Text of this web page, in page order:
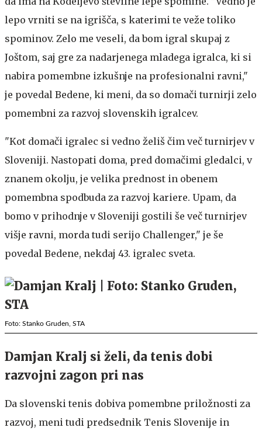
lepo vrniti se na igrišča, s katerimi te veže toliko
spominov. Zelo me veseli, da bom igral skupaj z
Joštom, saj gre za nadarjenega mladega igralca, ki si
nabira pomembne izkušnje na profesionalni ravni,"
je povedal Bedene, ki meni, da so domači turnirji zelo
pomembni za razvoj slovenskih igralcev.
"Kot domači igralec si vedno želiš čim več turnirjev v
Sloveniji. Nastopati doma, pred domačimi gledalci, v
znanem okolju, je velika prednost in obenem
pomembna spodbuda za razvoj kariere. Upam, da
bomo v prihodnje v Sloveniji gostili še več turnirjev
višje ravni, morda tudi serijo Challenger," je še
povedal Bedene, nekdaj 43. igralec sveta.
Foto: Stanko Gruden, STA
Damjan Kralj si želi, da tenis dobi
razvojni zagon pri nas
Da slovenski tenis dobiva pomembne priložnosti za
razvoj, meni tudi predsednik Tenis Slovenije in